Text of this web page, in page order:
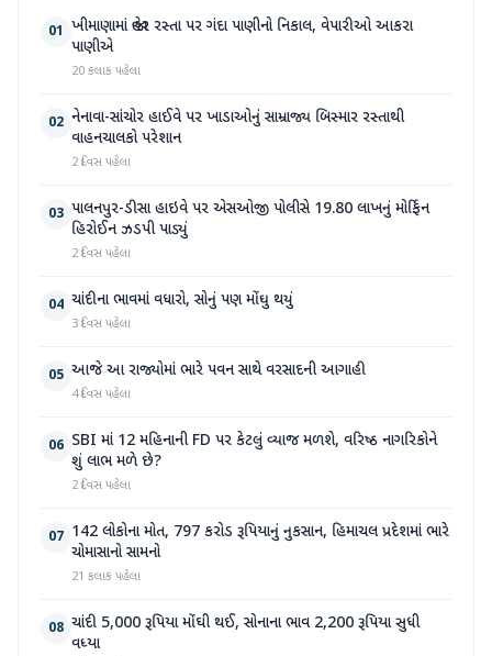
01 ખીમાણામાં જાહેર રસ્તા પર ગંદા પાણીનો નિકાલ, વેપારીઓ આકરા
પાણીએ
20 કલાક પહેલા
02 નેનાવા-સાંચોર હાઈવે પર ખાડાઓનું સામ્રાજ્ય બિસ્માર રસ્તાથી
વાહનચાલકો પરેશાન
2 દિવસ પહેલા
03 પાલનપુર-ડીસા હાઇવે પર એસઓજી પોલીસે 19.80 લાખનું મોર્ફિન
હિરોઈન ઝડપી પાડ્યું
2 દિવસ પહેલા
04 ચાંદીના ભાવમાં વધારો, સોનું પણ મોંઘુ થયું
3 દિવસ પહેલા
05 આજે આ રાજ્યોમાં ભારે પવન સાથે વરસાદની આગાહી
4 દિવસ પહેલા
06 SBI માં 12 મહિનાની FD પર કેટલું વ્યાજ મળશે, વરિષ્ઠ નાગરિકોને
શું લાભ મળે છે?
2 દિવસ પહેલા
07 142 લોકોના મોત, 797 કરોડ રૂપિયાનું નુકસાન, હિમાચલ પ્રદેશમાં ભારે
ચોમાસાનો સામનો
21 કલાક પહેલા
08 ચાંદી 5,000 રૂપિયા મોંઘી થઈ, સોનાના ભાવ 2,200 રૂપિયા સુધી
વધ્યા